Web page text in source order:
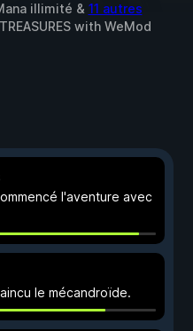
illimité & 11 autres
with WeMod
l'aventure avec
le mécandroïde.